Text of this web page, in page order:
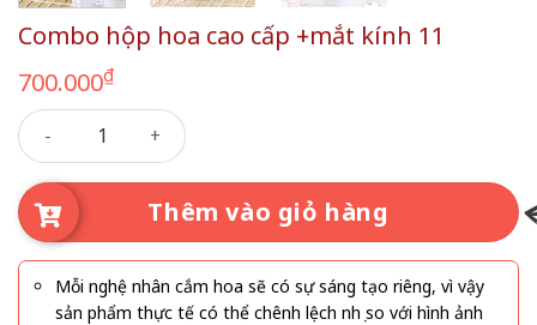
Combo hộp hoa cao cấp +mắt kính 11
700.000₫
Combo hộp hoa cao cấp +mắt kính 11 số lượng
Thêm vào giỏ hàng
Mỗi nghệ nhân cắm hoa sẽ có sự sáng tạo riêng, vì vậy
sản phẩm thực tế có thể chênh lệch nhẹ so với hình ảnh